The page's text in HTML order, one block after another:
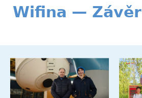
Wifina — Závěr